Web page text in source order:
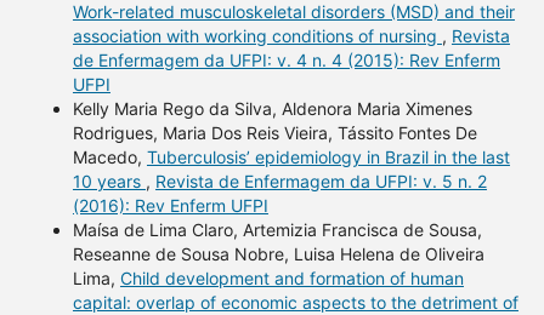
Work-related musculoskeletal disorders (MSD) and their
association with working conditions of nursing , Revista
de Enfermagem da UFPI: v. 4 n. 4 (2015): Rev Enferm
UFPI
Kelly Maria Rego da Silva, Aldenora Maria Ximenes
Rodrigues, Maria Dos Reis Vieira, Tássito Fontes De
Macedo, Tuberculosis’ epidemiology in Brazil in the last
10 years , Revista de Enfermagem da UFPI: v. 5 n. 2
(2016): Rev Enferm UFPI
Maísa de Lima Claro, Artemizia Francisca de Sousa,
Reseanne de Sousa Nobre, Luisa Helena de Oliveira
Lima, Child development and formation of human
capital: overlap of economic aspects to the detriment of